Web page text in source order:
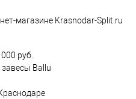
магазине Krasnodar-Split.ru
руб.
завесы Ballu